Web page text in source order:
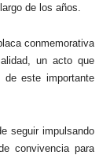
de los años.
conmemorativa
un acto que
este importante
seguir impulsando
convivencia para